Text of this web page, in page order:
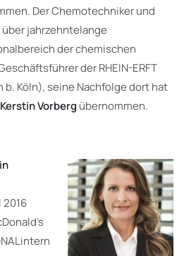
Der Chemotechniker und
jahrzehntelange
der chemischen
der RHEIN-ERFT
b. Köln), seine Nachfolge dort hat
Vorberg übernommen.
2016